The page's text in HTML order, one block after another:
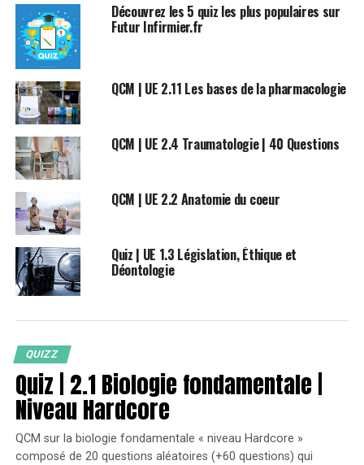
Découvrez les 5 quiz les plus populaires sur
Futur Infirmier.fr
QCM | UE 2.11 Les bases de la pharmacologie
QCM | UE 2.4 Traumatologie | 40 Questions
QCM | UE 2.2 Anatomie du coeur
Quiz | UE 1.3 Législation, Éthique et
Déontologie
QUIZZ
Quiz | 2.1 Biologie fondamentale |
Niveau Hardcore
QCM sur la biologie fondamentale « niveau Hardcore »
composé de 20 questions aléatoires (+60 questions) qui